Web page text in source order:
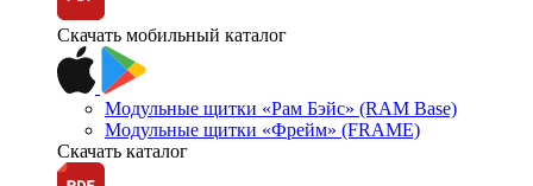
Скачать мобильный каталог
Модульные щитки «Рам Бэйс» (RAM Base)
Модульные щитки «Фрейм» (FRAME)
Скачать каталог